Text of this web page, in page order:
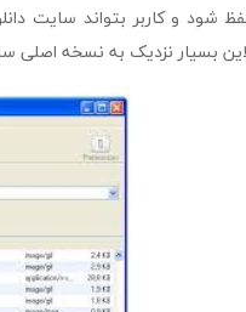
شود و کاربر بتواند سایت
بسیار نزدیک به نسخه اصلی